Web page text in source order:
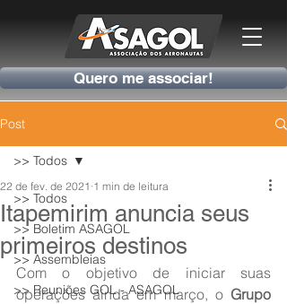
Quero me associar!
Post
>> Todos
>> Boletim ASAGOL
>> Assembleias
>> Reuniões GOL - ASAGOL
>> Todos
Itapemirim anuncia seus
primeiros destinos
22 de fev. de 2021 1 min de leitura
Com o objetivo de iniciar suas
operações ainda em março, o Grupo